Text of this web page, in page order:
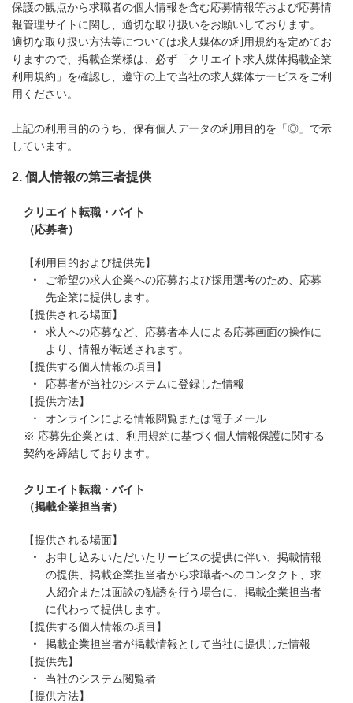
保護の観点から求職者の個人情報を含む応募情報等および応募情
報管理サイトに関し、適切な取り扱いをお願いしております。
適切な取り扱い方法等については求人媒体の利用規約を定めてお
りますので、掲載企業様は、必ず「クリエイト求人媒体掲載企業
利用規約」を確認し、遵守の上で当社の求人媒体サービスをご利
用ください。
上記の利用目的のうち、保有個人データの利用目的を「◎」で示
しています。
個人情報の第三者提供
クリエイト転職・バイト
（応募者）
【利用目的および提供先】
ご希望の求人企業への応募および採用選考のため、応募
先企業に提供します。
【提供される場面】
求人への応募など、応募者本人による応募画面の操作に
より、情報が転送されます。
【提供する個人情報の項目】
応募者が当社のシステムに登録した情報
【提供方法】
オンラインによる情報閲覧または電子メール
※ 応募先企業とは、利用規約に基づく個人情報保護に関する
契約を締結しております。
クリエイト転職・バイト
（掲載企業担当者）
【提供される場面】
お申し込みいただいたサービスの提供に伴い、掲載情報
の提供、掲載企業担当者から求職者へのコンタクト、求
人紹介または面談の勧誘を行う場合に、掲載企業担当者
に代わって提供します。
【提供する個人情報の項目】
掲載企業担当者が掲載情報として当社に提供した情報
【提供先】
当社のシステム閲覧者
【提供方法】